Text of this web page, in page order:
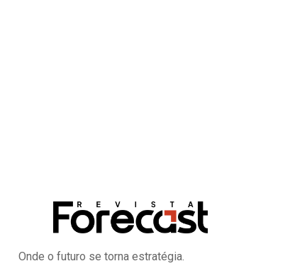
Onde o futuro se torna estratégia.